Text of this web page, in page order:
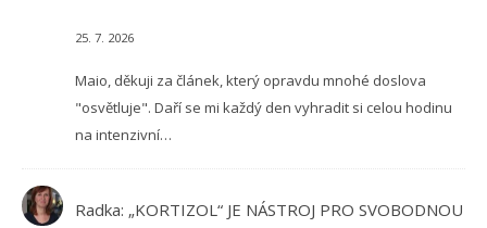
25. 7. 2026
Maio, děkuji za článek, který opravdu mnohé doslova
"osvětluje". Daří se mi každý den vyhradit si celou hodinu
na intenzivní…
Radka: „KORTIZOL“ JE NÁSTROJ PRO SVOBODNOU